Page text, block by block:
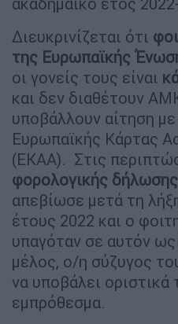
Διευκρινίζεται ότι
της Ευρωπαϊκής
οι γονείς τους είναι
και δεν διαθέτουν
υποβάλλουν αίτηση
Ευρωπαϊκής Κάρτας
(ΕΚΑΑ). Στις
φορολογικής δήλωσης
απεβίωσε μετά τη
έτους 2022 και ο
υπαγόταν σε αυτόν
μέλος, ο/η σύζυγος
να υποβάλει οριστικά
εμπρόθεσμα.